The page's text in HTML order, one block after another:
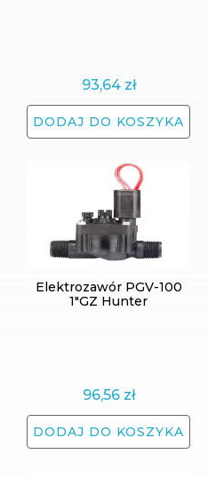
93,64 zł
DODAJ DO KOSZYKA
Elektrozawór PGV-100
1"GZ Hunter
96,56 zł
DODAJ DO KOSZYKA